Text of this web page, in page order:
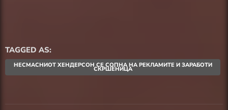
TAGGED AS:
НЕСМАСНИОТ ХЕНДЕРСОН СЕ СОПНА НА РЕКЛАМИТЕ И ЗАРАБОТИ
СКРШЕНИЦА